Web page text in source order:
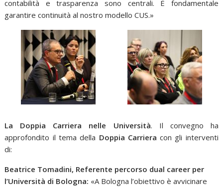
contabilità e trasparenza sono centrali. È fondamentale
garantire continuità al nostro modello CUS.»
La Doppia Carriera nelle Università. Il convegno ha
approfondito il tema della Doppia Carriera con gli interventi
di:
Beatrice Tomadini, Referente percorso dual career per
l’Università di Bologna: «A Bologna l’obiettivo è avvicinare